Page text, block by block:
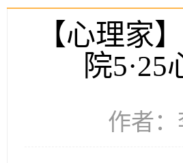
【心理家
院
作者